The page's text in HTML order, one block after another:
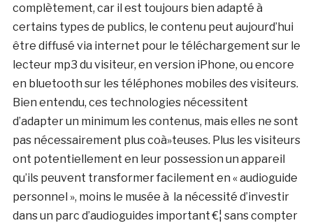
complètement, car il est toujours bien adapté à
certains types de publics, le contenu peut aujourd’hui
être diffusé via internet pour le téléchargement sur le
lecteur mp3 du visiteur, en version iPhone, ou encore
en bluetooth sur les téléphones mobiles des visiteurs.
Bien entendu, ces technologies nécessitent
d’adapter un minimum les contenus, mais elles ne sont
pas nécessairement plus coà»teuses. Plus les visiteurs
ont potentiellement en leur possession un appareil
qu’ils peuvent transformer facilement en « audioguide
personnel », moins le musée à la nécessité d’investir
dans un parc d’audioguides important €¦ sans compter